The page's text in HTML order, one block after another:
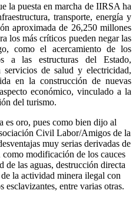
la puesta en marcha de IIRSA ha
transporte, energía y
aproximada de 26,250 millones
los más críticos pueden negar las
como el acercamiento de los
a las estructuras del Estado,
servicios de salud y electricidad,
en la construcción de nuevas
económico, vinculado a la
del turismo.
es oro, pues como bien dijo al
Civil Labor/Amigos de la
muy serias derivadas de
modificación de los cauces
de las aguas, destrucción directa
la actividad minera ilegal con
esclavizantes, entre varias otras.